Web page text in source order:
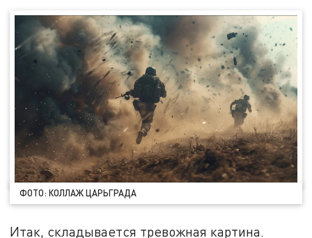
ФОТО: КОЛЛАЖ ЦАРЬГРАДА
Итак, складывается тревожная картина.